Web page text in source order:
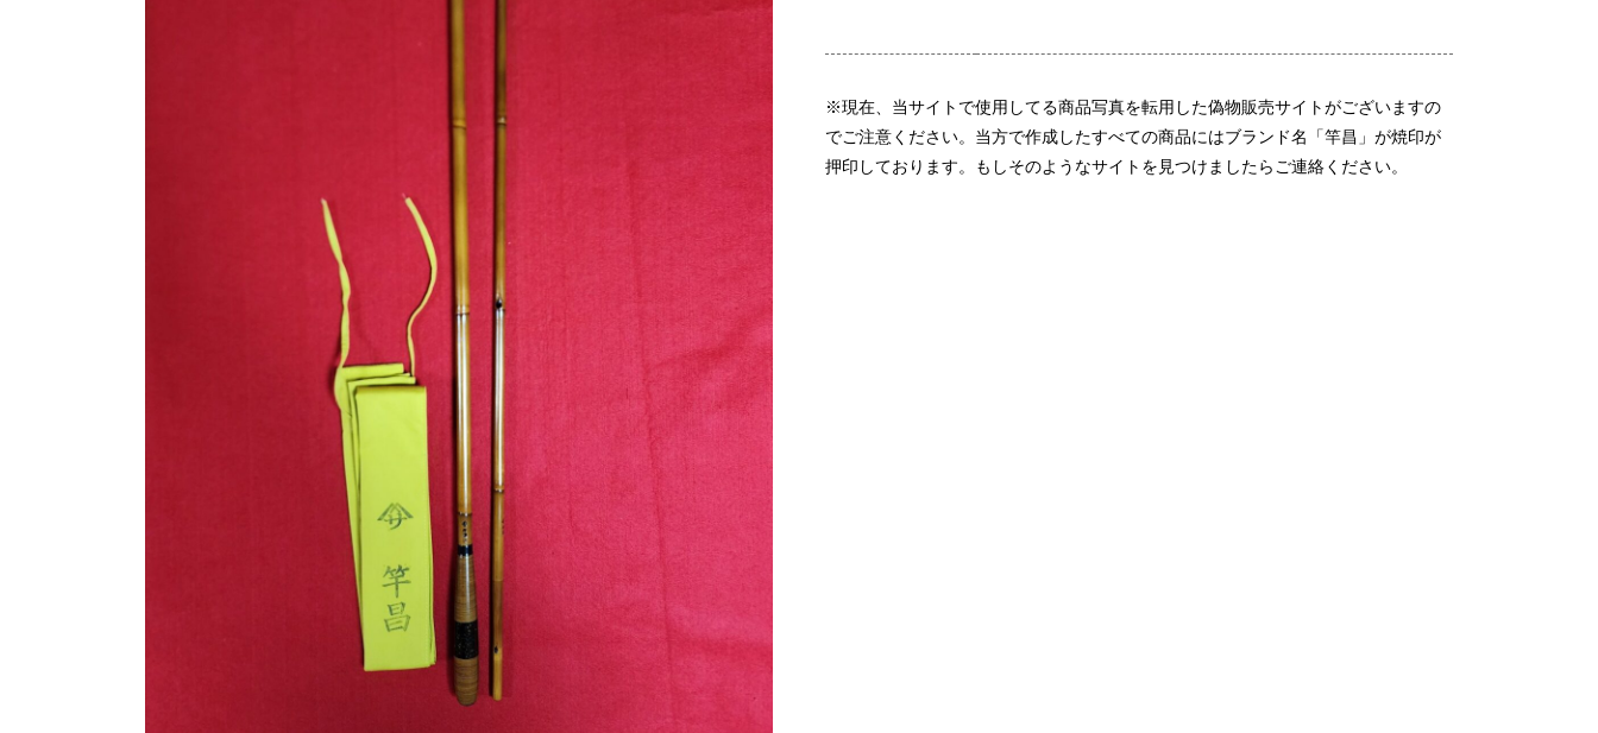
※現在、当サイトで使用してる商品写真を転用した偽物販売サイトがございますの
でご注意ください。当方で作成したすべての商品にはブランド名「竿昌」が焼印が
押印しております。もしそのようなサイトを見つけましたらご連絡ください。